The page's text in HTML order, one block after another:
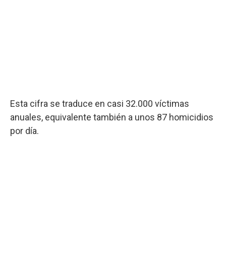
Esta cifra se traduce en casi 32.000 víctimas
anuales, equivalente también a unos 87 homicidios
por día.